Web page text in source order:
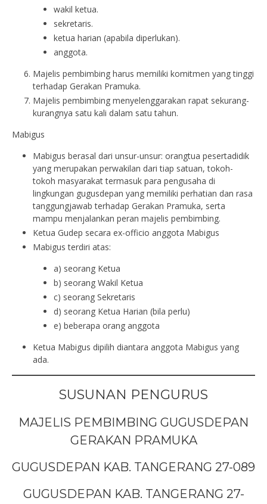
wakil ketua.
sekretaris.
ketua harian (apabila diperlukan).
anggota.
Majelis pembimbing harus memiliki komitmen yang tinggi
terhadap Gerakan Pramuka.
Majelis pembimbing menyelenggarakan rapat sekurang-
kurangnya satu kali dalam satu tahun.
Mabigus
Mabigus berasal dari unsur-unsur: orangtua pesertadidik
yang merupakan perwakilan dari tiap satuan, tokoh-
tokoh masyarakat termasuk para pengusaha di
lingkungan gugusdepan yang memiliki perhatian dan rasa
tanggungjawab terhadap Gerakan Pramuka, serta
mampu menjalankan peran majelis pembimbing.
Ketua Gudep secara ex-officio anggota Mabigus
Mabigus terdiri atas:
a) seorang Ketua
b) seorang Wakil Ketua
c) seorang Sekretaris
d) seorang Ketua Harian (bila perlu)
e) beberapa orang anggota
Ketua Mabigus dipilih diantara anggota Mabigus yang
ada.
SUSUNAN PENGURUS
MAJELIS PEMBIMBING GUGUSDEPAN
GERAKAN PRAMUKA
GUGUSDEPAN KAB. TANGERANG 27-089
GUGUSDEPAN KAB. TANGERANG 27-